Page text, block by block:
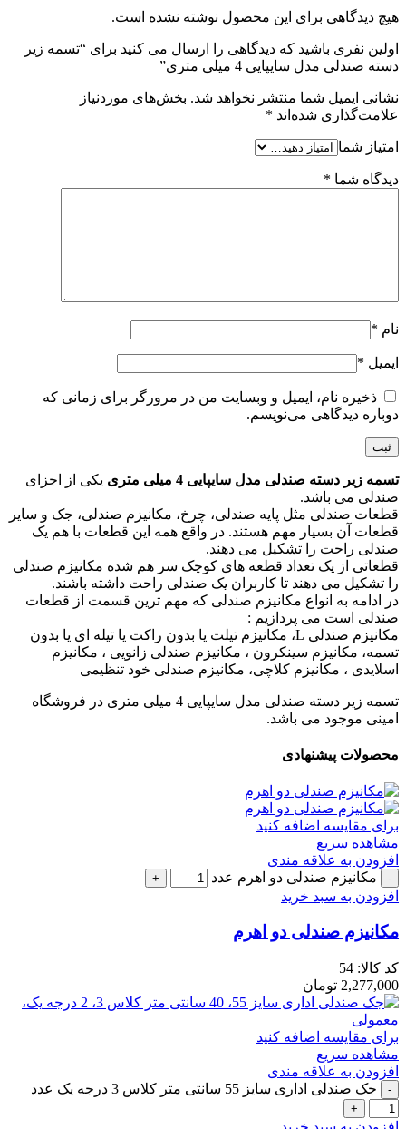
هیچ دیدگاهی برای این محصول نوشته نشده است.
اولین نفری باشید که دیدگاهی را ارسال می کنید برای “تسمه زیر
دسته صندلی مدل سایپایی 4 میلی متری”
نشانی ایمیل شما منتشر نخواهد شد. بخش‌های موردنیاز
علامت‌گذاری شده‌اند *
امتیاز شما
دیدگاه شما *
نام *
ایمیل *
ذخیره نام، ایمیل و وبسایت من در مرورگر برای زمانی که
دوباره دیدگاهی می‌نویسم.
تسمه زیر دسته صندلی مدل سایپایی 4 میلی متری
یکی از اجزای
صندلی می باشد.
قطعات صندلی مثل پایه صندلی، چرخ، مکانیزم صندلی، جک و سایر
قطعات آن بسیار مهم هستند. در واقع همه این قطعات با هم یک
صندلی راحت را تشکیل می دهند.
قطعاتی از یک تعداد قطعه های کوچک سر هم شده مکانیزم صندلی
را تشکیل می دهند تا کاربران یک صندلی راحت داشته باشند.
در ادامه به انواع مکانیزم صندلی که مهم ترین قسمت از قطعات
صندلی است می پردازیم :
مکانیزم صندلی L، مکانیزم تیلت یا بدون راکت یا تیله ای یا بدون
تسمه، مکانیزم سینکرون ، مکانیزم صندلی زانویی ، مکانیزم
اسلایدی ، مکانیزم کلاچی، مکانیزم صندلی خود تنظیمی
تسمه زیر دسته صندلی مدل سایپایی 4 میلی متری در فروشگاه
امینی موجود می باشد.
محصولات پیشنهادی
برای مقایسه اضافه کنید
مشاهده سریع
افزودن به علاقه مندی
مکانیزم صندلی دو اهرم عدد
افزودن به سبد خرید
مکانیزم صندلی دو اهرم
کد کالا: 54
2,277,000 تومان
برای مقایسه اضافه کنید
مشاهده سریع
افزودن به علاقه مندی
جک صندلی اداری سایز 55 سانتی متر کلاس 3 درجه یک عدد